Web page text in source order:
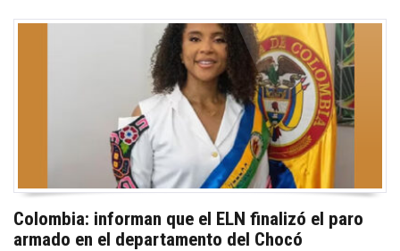
Colombia: informan que el ELN finalizó el paro
armado en el departamento del Chocó